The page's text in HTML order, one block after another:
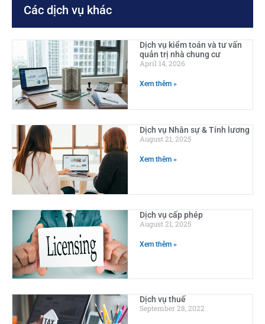
Các dịch vụ khác
Dịch vụ kiểm toán và tư vấn
quản trị nhà chung cư
April 14, 2026
Xem thêm »
Dịch vụ Nhân sự & Tính lương
August 21, 2025
Xem thêm »
Dịch vụ cấp phép
August 21, 2025
Xem thêm »
Dịch vụ thuế
September 28, 2022